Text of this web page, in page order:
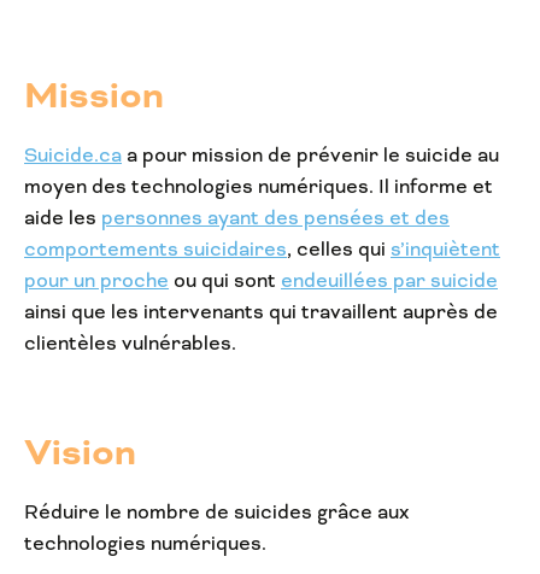
Mission
Suicide.ca a pour mission de prévenir le suicide au
moyen des technologies numériques. Il informe et
aide les personnes ayant des pensées et des
comportements suicidaires, celles qui s’inquiètent
pour un proche ou qui sont endeuillées par suicide
ainsi que les intervenants qui travaillent auprès de
clientèles vulnérables.
Vision
Réduire le nombre de suicides grâce aux
technologies numériques.